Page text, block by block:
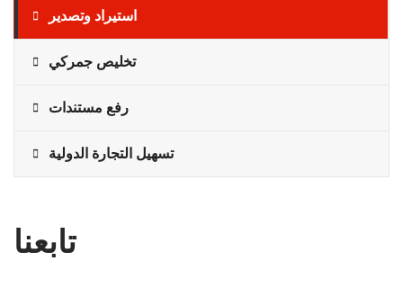
استيراد وتصدير
تخليص جمركي
رفع مستندات
تسهيل التجارة الدولية
تابعنا